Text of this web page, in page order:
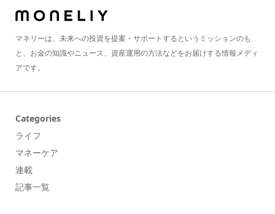
マネリーは、未来への投資を提案・サポートするというミッションのも
と、お金の知識やニュース、資産運用の方法などをお届けする情報メディ
アです。
Categories
ライフ
マネーケア
連載
記事一覧